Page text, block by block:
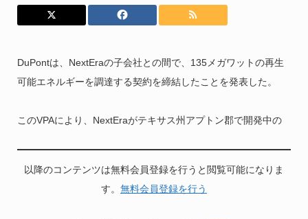
DuPontは、NextEraの子会社との間で、135メガワットの再生
可能エネルギーを調達する契約を締結したことを発表した。
このVPAにより、NextEraがテキサス州アプトン郡で開発中の
以降のコンテンツは無料会員登録を行うと閲覧可能になりま
す。 無料会員登録を行う